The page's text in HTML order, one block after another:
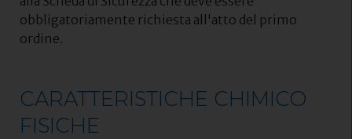
obbligatoriamente richiesta all'atto del primo
ordine.
CARATTERISTICHE CHIMICO
FISICHE